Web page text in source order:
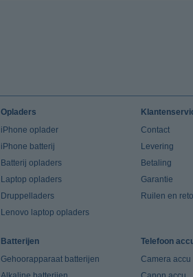
Opladers
iPhone oplader
iPhone batterij
Batterij opladers
Laptop opladers
Druppelladers
Lenovo laptop opladers
Contact
Levering
Betaling
Garantie
Ruilen en
Batterijen
Gehoorapparaat batterijen
Telefoon
Camera accu